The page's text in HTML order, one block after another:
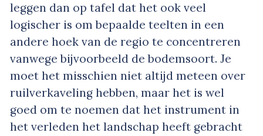
leggen dan op tafel dat het ook veel
logischer is om bepaalde teelten in een
andere hoek van de regio te concentreren
vanwege bijvoorbeeld de bodemsoort. Je
moet het misschien niet altijd meteen over
ruilverkaveling hebben, maar het is wel
goed om te noemen dat het instrument in
het verleden het landschap heeft gebracht